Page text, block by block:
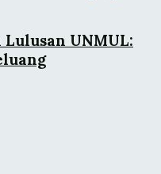
Lulusan UNMUL: